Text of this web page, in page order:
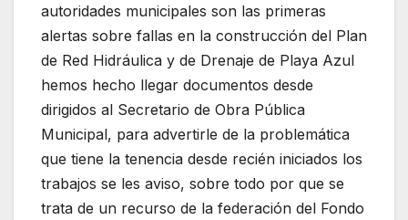
autoridades municipales son las primeras
alertas sobre fallas en la construcción del Plan
de Red Hidráulica y de Drenaje de Playa Azul
hemos hecho llegar documentos desde
dirigidos al Secretario de Obra Pública
Municipal, para advertirle de la problemática
que tiene la tenencia desde recién iniciados los
trabajos se les aviso, sobre todo por que se
trata de un recurso de la federación del Fondo